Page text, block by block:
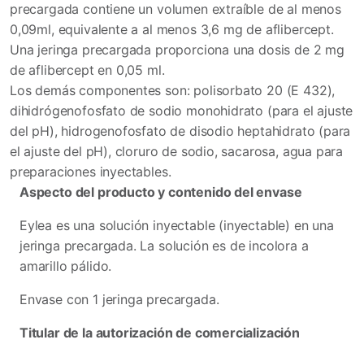
precargada contiene un volumen extraíble de al menos
0,09ml, equivalente a al menos 3,6 mg de aflibercept.
Una jeringa precargada proporciona una dosis de 2 mg
de aflibercept en 0,05 ml.
Los demás componentes son: polisorbato 20 (E 432),
dihidrógenofosfato de sodio monohidrato (para el ajuste
del pH), hidrogenofosfato de disodio heptahidrato (para
el ajuste del pH), cloruro de sodio, sacarosa, agua para
preparaciones inyectables.
Aspecto del producto y contenido del envase
Eylea es una solución inyectable (inyectable) en una
jeringa precargada. La solución es de incolora a
amarillo pálido.
Envase con 1 jeringa precargada.
Titular de la autorización de comercialización